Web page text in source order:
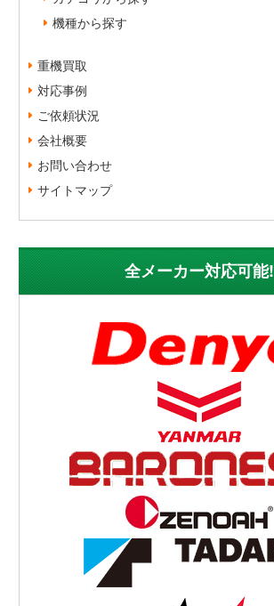
機種から探す
重機買取
対応事例
ご依頼状況
会社概要
お問い合わせ
サイトマップ
全メーカー対応可能!